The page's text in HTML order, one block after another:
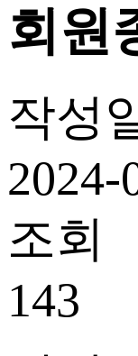
회원
작성
2024-
조회
143